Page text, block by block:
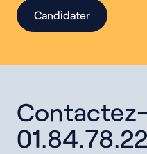
Candidater